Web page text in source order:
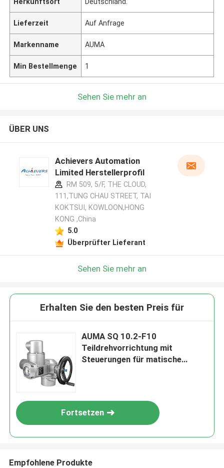
Lieferzeit Auf Anfrage
Markenname AUMA
Min Bestellmenge 1
Sehen Sie mehr an
ÜBER UNS
Achievers Automation
Limited Herstellerprofil
RM 509, 5/F, THE CLOUD,
111,TUNG CHAU STREET, TAI
KOKTSUI, KOWLOON,HONG
KONG ,China
5.0
Überprüfter Lieferant
Sehen Sie mehr an
Erhalten Sie den besten Preis für
AUMA SQ 10.2-F10
Teildrehvorrichtung mit
Steuerungen für matische
Fortsetzen
Empfohlene Produkte